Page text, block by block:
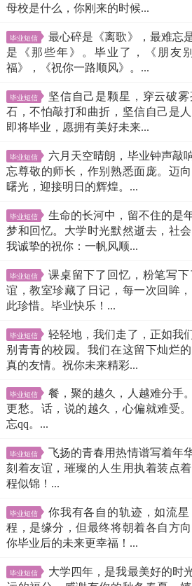
母校是什么，你刚来的时候...
毕业短信
最心碎是《离歌》，最难忘
是《那些年》。毕业了，《朋友
福》，《祝你一路顺风》。...
毕业短信
坚信自己是颗星，穿云破
石，不怕敲打和曲折，坚信自己是
即将毕业，愿拥有美好未来...
毕业短信
六月天空晴朗，毕业钟声敲
忘尊敬的师长，作别熟悉面庞。迈
曙光，迎接明日的辉煌。...
毕业短信
生命的长河中，留不住的是
梦和回忆。大学时光默然逝去，社
我诚挚的祝你：一帆风顺...
毕业短信
课桌留下了回忆，粉笔写
谊，教室珍藏了日记，每一次回眸
此珍惜。毕业快乐！...
毕业短信
轻轻地，我们走了，正如我
别青青的校园。我们在这留下灿烂
真的友情。祝你未来精彩...
毕业短信
餐，聚的越久，人越难分手
更愁。话，说的越久，心偏就难受
忘qq。...
毕业短信
飞扬的青春用热情谱写着年
刻着友谊，璀璨的人生用执着装点
程似锦！...
毕业短信
你我有各自的轨迹，如流
程，是缘分，但最终将朝着各自方
你毕业后的未来更幸福！...
毕业短信
大学四年，是我最美好的时